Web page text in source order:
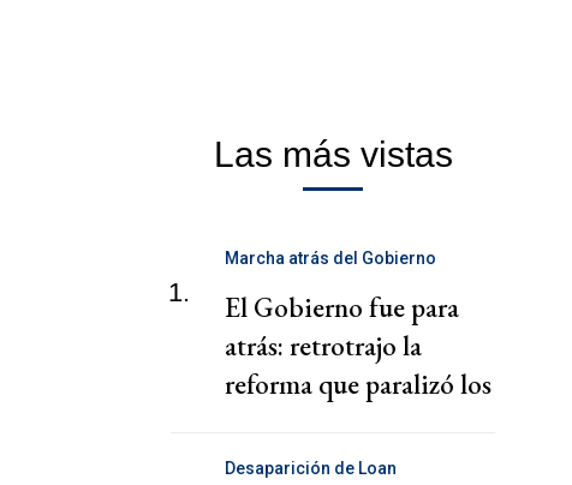
Las más vistas
1.
Marcha atrás del Gobierno
El Gobierno fue para
atrás: retrotrajo la
reforma que paralizó los
Desaparición de Loan